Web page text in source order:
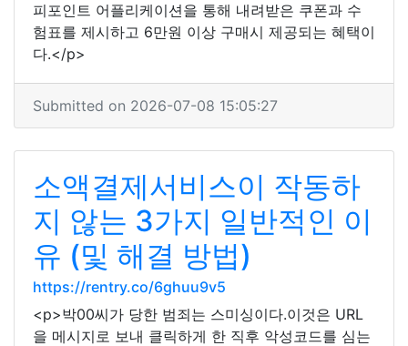
피포인트 어플리케이션을 통해 내려받은 쿠폰과 수
험표를 제시하고 6만원 이상 구매시 제공되는 혜택이
다.</p>
Submitted on 2026-07-08 15:05:27
소액결제서비스이 작동하
지 않는 3가지 일반적인 이
유 (및 해결 방법)
https://rentry.co/6ghuu9v5
<p>박00씨가 당한 범죄는 스미싱이다.이것은 URL
을 메시지로 보내 클릭하게 한 직후 악성코드를 심는